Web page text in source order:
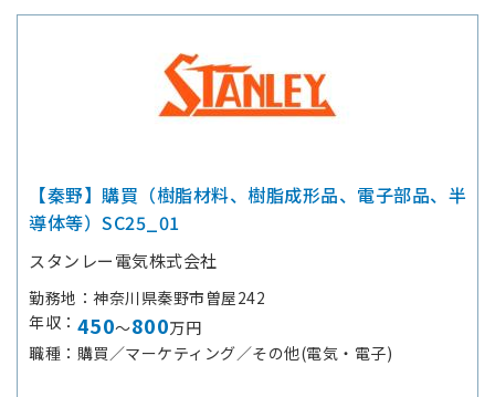
【秦野】購買（樹脂材料、樹脂成形品、電子部品、半
導体等）SC25_01
スタンレー電気株式会社
勤務地
神奈川県秦野市曽屋242
年収
450～800万円
職種
購買／マーケティング／その他(電気・電子)